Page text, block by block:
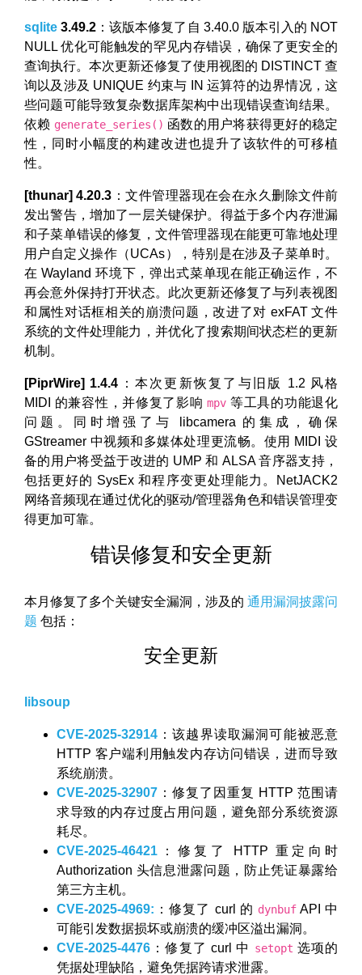
sqlite 3.49.2 ：该版本修复了自 3.40.0 版本引入的 NOT
NULL 优化可能触发的罕见内存错误，确保了更安全的
查询执行。本次更新还修复了使用视图的 DISTINCT 查
询以及涉及 UNIQUE 约束与 IN 运算符的边界情况，这
些问题可能导致复杂数据库架构中出现错误查询结果。
依赖 generate_series() 函数的用户将获得更好的稳定
性，同时小幅度的构建改进也提升了该软件的可移植
性。
[thunar] 4.20.3 ：文件管理器现在会在永久删除文件前
发出警告，增加了一层关键保护。得益于多个内存泄漏
和子菜单错误的修复，文件管理器现在能更可靠地处理
用户自定义操作（UCAs），特别是在涉及子菜单时。
在 Wayland 环境下，弹出式菜单现在能正确运作，不
再会意外保持打开状态。此次更新还修复了与列表视图
和属性对话框相关的崩溃问题，改进了对 exFAT 文件
系统的文件处理能力，并优化了搜索期间状态栏的更新
机制。
[PiprWire] 1.4.4 ：本次更新恢复了与旧版 1.2 风格
MIDI 的兼容性，并修复了影响mpv 等工具的功能退化
问题。同时增强了与 libcamera 的集成，确保
GStreamer 中视频和多媒体处理更流畅。使用 MIDI 设
备的用户将受益于改进的 UMP 和 ALSA 音序器支持，
包括更好的 SysEx 和程序变更处理能力。NetJACK2
网络音频现在通过优化的驱动/管理器角色和错误管理变
得更加可靠。
错误修复和安全更新
本月修复了多个关键安全漏洞，涉及的 通用漏洞披露问
题 包括：
安全更新
libsoup
CVE-2025-32914 ：该越界读取漏洞可能被恶意
HTTP 客户端利用触发内存访问错误，进而导致
系统崩溃。
CVE-2025-32907 ：修复了因重复 HTTP 范围请
求导致的内存过度占用问题，避免部分系统资源
耗尽。
CVE-2025-46421 ：修复了 HTTP 重定向时
Authorization 头信息泄露问题，防止凭证暴露给
第三方主机。
CVE-2025-4969: ：修复了 curl 的 dynbufAPI 中
可能引发数据损坏或崩溃的缓冲区溢出漏洞。
CVE-2025-4476 ：修复了 curl 中 setopt 选项的
凭据处理缺陷，避免凭据跨请求泄露。